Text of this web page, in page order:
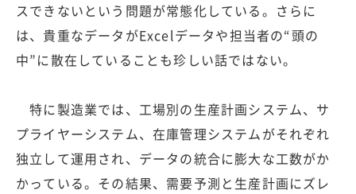
スできないという問題が常態化している。さらに
は、貴重なデータがExcelデータや担当者の“頭の
中”に散在していることも珍しい話ではない。
特に製造業では、工場別の生産計画システム、サ
プライヤーシステム、在庫管理システムがそれぞれ
独立して運用され、データの統合に膨大な工数がか
かっている。その結果、需要予測と生産計画にズレ